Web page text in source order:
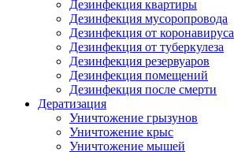
Дезинфекция квартиры
Дезинфекция мусоропровода
Дезинфекция от коронавируса
Дезинфекция от туберкулеза
Дезинфекция резервуаров
Дезинфекция помещений
Дезинфекция после смерти
Дератизация
Уничтожение грызунов
Уничтожение крыс
Уничтожение мышей